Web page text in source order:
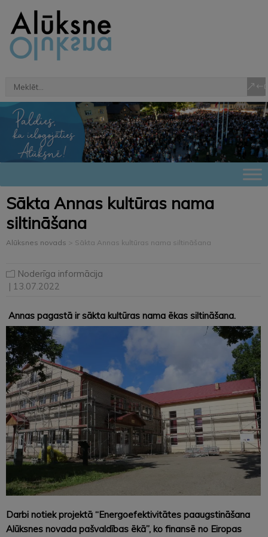
Sākta Annas kultūras nama
siltināšana
Alūksnes novads > Sākta Annas kultūras nama siltināšana
Noderīga informācija
| 13.07.2022
Annas pagastā ir sākta kultūras nama ēkas siltināšana.
Darbi notiek projektā “Energoefektivitātes paaugstināšana
Alūksnes novada pašvaldības ēkā”, ko finansē no Eiropas